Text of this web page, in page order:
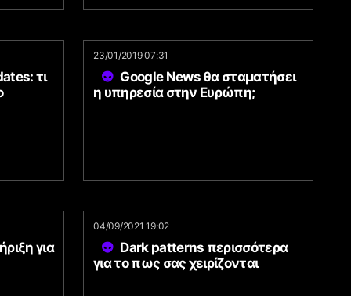
τι
23/01/2019 07:31
Google News θα σταματήσει
η υπηρεσία στην Ευρώπη;
για
04/09/2021 19:02
Dark patterns περισσότερα
για το πως σας χειρίζονται